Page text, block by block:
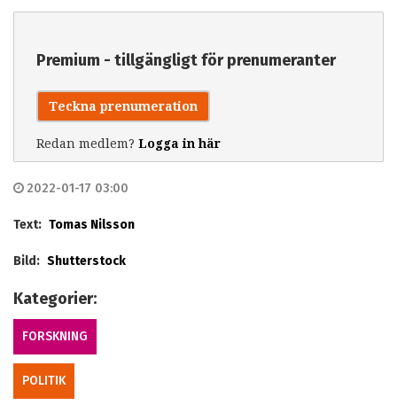
Premium - tillgängligt för prenumeranter
Teckna prenumeration
Redan medlem? Logga in här
2022-01-17 03:00
Text: Tomas Nilsson
Bild: Shutterstock
Kategorier:
FORSKNING
POLITIK